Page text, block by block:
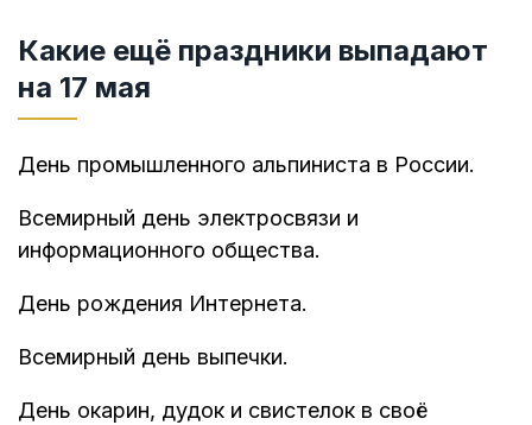
Какие ещё праздники выпадают
на 17 мая
День промышленного альпиниста в России.
Всемирный день электросвязи и
информационного общества.
День рождения Интернета.
Всемирный день выпечки.
День окарин, дудок и свистелок в своё